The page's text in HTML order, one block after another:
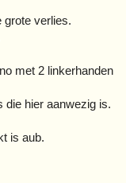
grote verlies.
met 2 linkerhanden
die hier aanwezig is.
is aub.